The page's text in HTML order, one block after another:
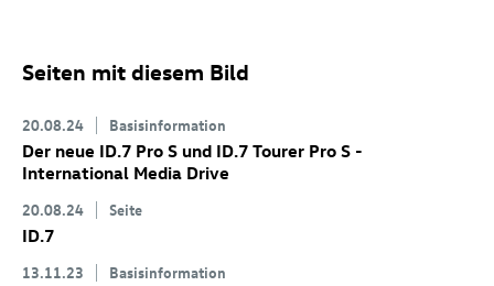
Seiten mit diesem Bild
20.08.24 Basisinformation
Der neue ID.7 Pro S und ID.7 Tourer Pro S -
International Media Drive
20.08.24 Seite
ID.7
13.11.23 Basisinformation